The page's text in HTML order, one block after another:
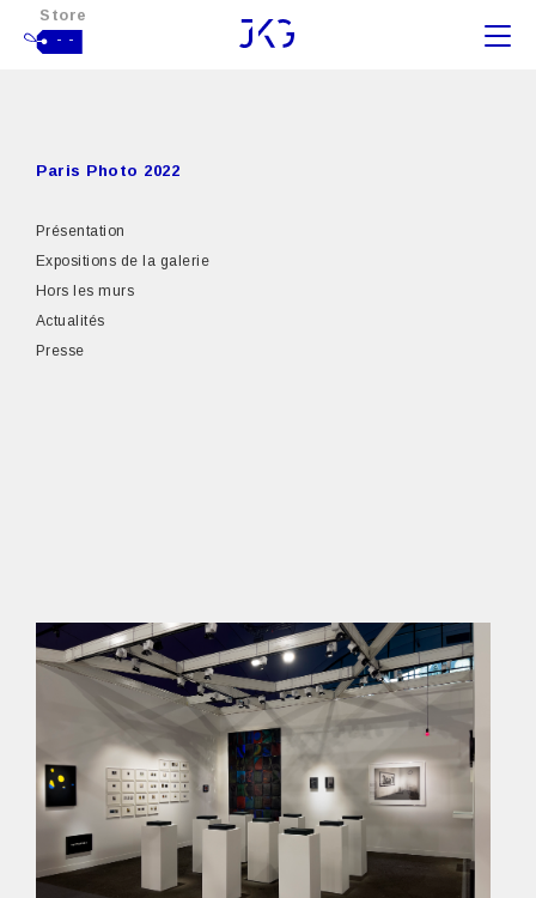
Store
- -
Paris Photo 2022
Présentation
Expositions de la galerie
Hors les murs
Actualités
Presse